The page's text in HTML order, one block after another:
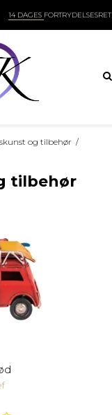
14 DAGES FORTRYDELSESRET
og tilbehør /
tilbehør